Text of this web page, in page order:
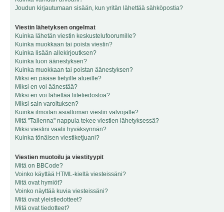
Joudun kirjautumaan sisään, kun yritän lähettää sähköpostia?
Viestin lähetyksen ongelmat
Kuinka lähetän viestin keskustelufoorumille?
Kuinka muokkaan tai poista viestin?
Kuinka lisään allekirjoutksen?
Kuinka luon äänestyksen?
Kuinka muokkaan tai poistan äänestyksen?
Miksi en pääse tietyille alueille?
Miksi en voi äänestää?
Miksi en voi lähettää liitetiedostoa?
Miksi sain varoituksen?
Kuinka ilmoitan asiattoman viestin valvojalle?
Mitä "Tallenna" nappula tekee viestien lähetyksessä?
Miksi viestini vaatii hyväksynnän?
Kuinka tönäisen viestiketjuani?
Viestien muotoilu ja viestityypit
Mitä on BBCode?
Voinko käyttää HTML-kieltä viesteissäni?
Mitä ovat hymiöt?
Voinko näyttää kuvia viesteissäni?
Mitä ovat yleistiedotteet?
Mitä ovat tiedotteet?